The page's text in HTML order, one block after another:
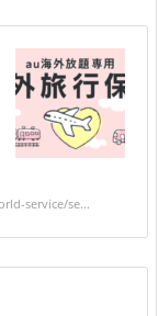
service/se...